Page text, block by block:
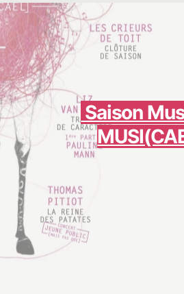
Saison